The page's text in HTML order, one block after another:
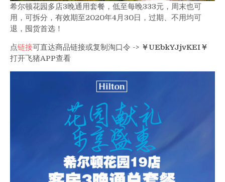
希尔顿花园多店3晚通用套餐，低至每晚333元，周末也可
用，可拆分，有效期至2020年4月30日，过期、不用均可
退，囤货首选！
点链接可直达商品链接或复制淘口令 -> ￥UEbkYJjvKEI￥
打开飞猪APP查看